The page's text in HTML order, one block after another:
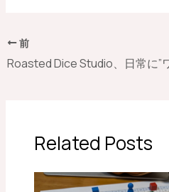
前
Related Posts